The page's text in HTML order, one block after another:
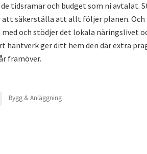
tidsramar och budget som ni avtalat.
säkerställa att allt följer planen. Och
med och stödjer det lokala näringslivet
hantverk ger ditt hem den där extra
framöver.
Bygg & Anläggning